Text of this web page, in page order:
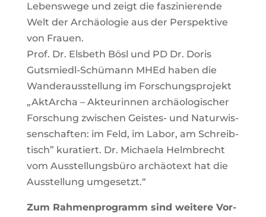
Lebens­we­ge und zeigt die fas­zi­nie­ren­de
Welt der Archäo­lo­gie aus der Per­spek­ti­ve
von Frau­en.
Prof. Dr. Els­beth Bösl und PD Dr. Doris
Guts­miedl-Schüm­ann MHEd haben die
Wan­der­aus­stel­lung im For­schungs­pro­jekt
„Akt­Ar­cha – Akteu­rin­nen archäo­lo­gi­scher
For­schung zwi­schen Geis­tes- und Natur­wis­
sen­schaf­ten: im Feld, im Labor, am Schreib­
tisch” kura­tiert. Dr. Michae­la Helm­brecht
vom Aus­stel­lungs­bü­ro archäo­text hat die
Aus­stel­lung umge­setzt.“
Zum Rah­men­pro­gramm sind wei­te­re Vor­